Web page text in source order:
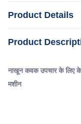
उपकरण सौंदर्य उपकरण
Product Details
प्रमुखता देना: ओडीएम
Q-Switch:
Product
नाखून कवक उपचार के लिए
मशीन